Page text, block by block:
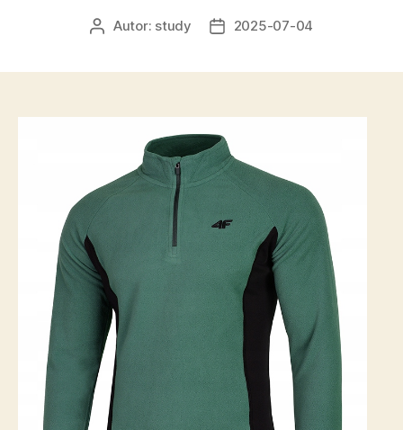
AutorAutor: study
Data2025-07-04